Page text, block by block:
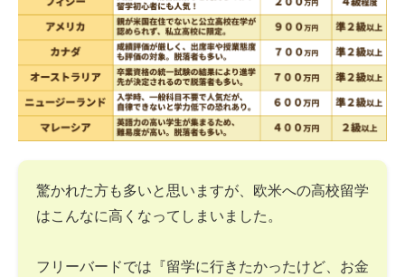
驚かれた方も多いと思いますが、欧米への高校留学
はこんなに高くなってしまいました。
フリーバードでは『留学に行きたかったけど、お金